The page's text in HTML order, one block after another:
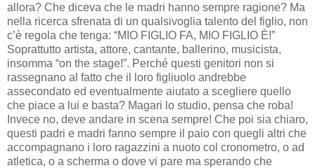
allora? Che diceva che le madri hanno sempre ragione? Ma
nella ricerca sfrenata di un qualsivoglia talento del figlio, non
c’è regola che tenga: “MIO FIGLIO FA, MIO FIGLIO È!”
Soprattutto artista, attore, cantante, ballerino, musicista,
insomma “on the stage!”. Perché questi genitori non si
rassegnano al fatto che il loro figliuolo andrebbe
assecondato ed eventualmente aiutato a scegliere quello
che piace a lui e basta? Magari lo studio, pensa che roba!
Invece no, deve andare in scena sempre! Che poi sia chiaro,
questi padri e madri fanno sempre il paio con quegli altri che
accompagnano i loro ragazzini a nuoto col cronometro, o ad
atletica, o a scherma o dove vi pare ma sperando che